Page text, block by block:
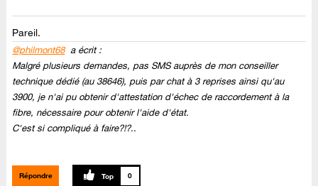
Pareil.
@philmont68a écrit :
Malgré plusieurs demandes, pas SMS auprès de mon conseiller
technique dédié (au 38646), puis par chat à 3 reprises ainsi qu'au
3900, je n'ai pu obtenir d'attestation d'échec de raccordement à la
fibre, nécessaire pour obtenir l'aide d'état.
C'est si compliqué à faire?!?..
Répondre 0